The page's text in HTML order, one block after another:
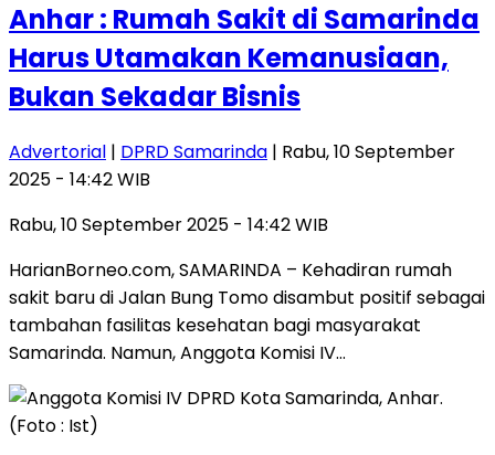
Anhar : Rumah Sakit di Samarinda
Harus Utamakan Kemanusiaan,
Bukan Sekadar Bisnis
Advertorial | DPRD Samarinda | Rabu, 10 September
2025 - 14:42 WIB
Rabu, 10 September 2025 - 14:42 WIB
HarianBorneo.com, SAMARINDA – Kehadiran rumah
sakit baru di Jalan Bung Tomo disambut positif sebagai
tambahan fasilitas kesehatan bagi masyarakat
Samarinda. Namun, Anggota Komisi IV…